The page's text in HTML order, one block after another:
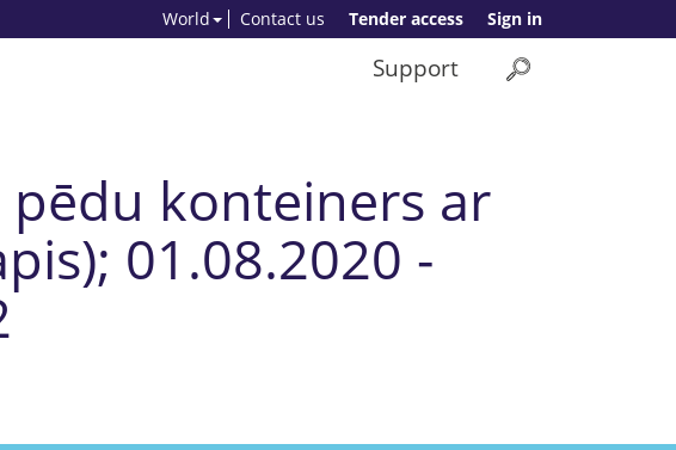
Sign in
Tender access
Contact us
World
Support
konteiners ar
01.08.2020 -